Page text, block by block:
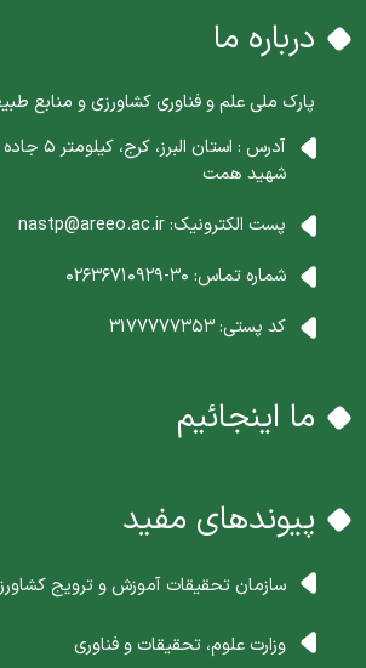
درباره ما
پارک ملی علم و فناوری کشاورزی و منابع
آدرس :
شهید همت
پست الکترونیک:nastp@areeo.ac.ir
شماره تماس: 30-02636710929
کد پستی:3177777353
ما اینجائیم
پیوندهای مفید
سازمان تحقیقات آموزش و ترویج
وزارت علوم، تحقیقات و فناوری